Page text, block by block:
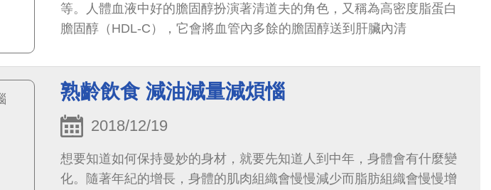
等。人體血液中好的膽固醇扮演著清道夫的角色，又稱為高密度脂蛋白
膽固醇（HDL-C），它會將血管內多餘的膽固醇送到肝臟內清
熟齡飲食 減油減量減煩惱
2018/12/19
想要知道如何保持曼妙的身材，就要先知道人到中年，身體會有什麼變
化。隨著年紀的增長，身體的肌肉組織會慢慢減少而脂肪組織會慢慢增